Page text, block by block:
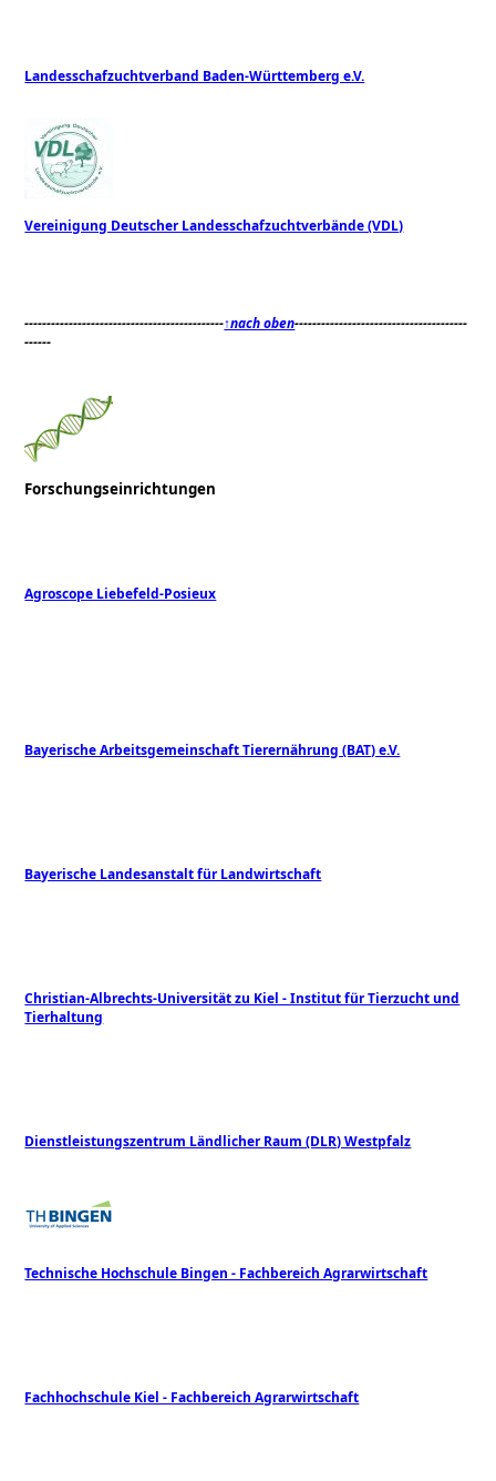
Landesschafzuchtverband Baden-Württemberg e.V.
Vereinigung Deutscher Landesschafzuchtverbände (VDL)
---------------------------------------------↑nach oben---------------------------------------
------
Forschungseinrichtungen
Agroscope Liebefeld-Posieux
Bayerische Arbeitsgemeinschaft Tierernährung (BAT) e.V.
Bayerische Landesanstalt für Landwirtschaft
Christian-Albrechts-Universität zu Kiel - Institut für Tierzucht und
Tierhaltung
Dienstleistungszentrum Ländlicher Raum (DLR) Westpfalz
Technische Hochschule Bingen - Fachbereich Agrarwirtschaft
Fachhochschule Kiel - Fachbereich Agrarwirtschaft